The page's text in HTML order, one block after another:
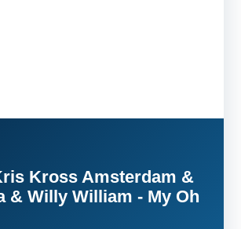
Kross Amsterdam &
& Willy William - My Oh